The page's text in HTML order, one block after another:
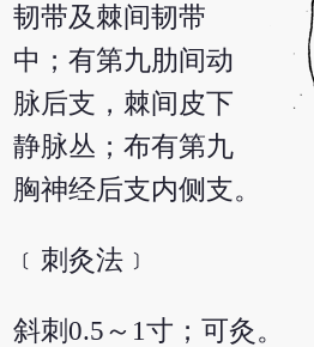
韧带及棘间韧带
中；有第九肋间动
脉后支，棘间皮下
静脉丛；布有第九
胸神经后支内侧支。
﹝刺灸法﹞
斜刺0.5～1寸；可灸。